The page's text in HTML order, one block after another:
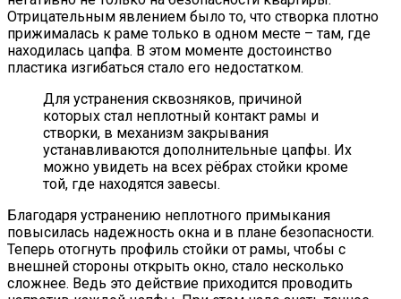
Отрицательным явлением было то, что створка плотно
прижималась к раме только в одном месте – там, где
находилась цапфа. В этом моменте достоинство
пластика изгибаться стало его недостатком.
Для устранения сквозняков, причиной
которых стал неплотный контакт рамы и
створки, в механизм закрывания
устанавливаются дополнительные цапфы. Их
можно увидеть на всех рёбрах стойки кроме
той, где находятся завесы.
Благодаря устранению неплотного примыкания
повысилась надежность окна и в плане безопасности.
Теперь отогнуть профиль стойки от рамы, чтобы с
внешней стороны открыть окно, стало несколько
сложнее. Ведь это действие приходится проводить